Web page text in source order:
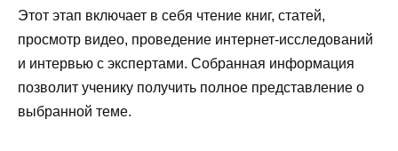
Этот этап включает в себя чтение книг, статей,
просмотр видео, проведение интернет-исследований
и интервью с экспертами. Собранная информация
позволит ученику получить полное представление о
выбранной теме.